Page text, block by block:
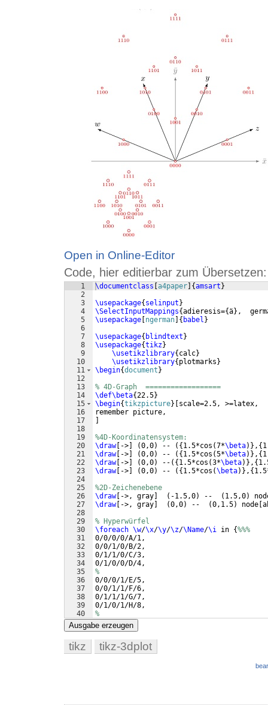
Open in Online-Editor
Code, hier editierbar zum Übersetzen:
1
2
3
4
5
6
7
8
9
10
11
12
13
14
15
16
17
18
19
20
21
22
23
24
25
26
27
28
29
30
31
32
33
34
35
36
37
38
39
40
41
\documentclass [a4paper] {amsart}
\usepackage{selinput}
\SelectInputMappings{adieresis={ä} ,
\usepackage [ngerman] { babel }
\usepackage{ blindtext}
\usepackage{tikz}
\usetikzlibrary{calc}
\usetikzlibrary{plotmarks}
\begin{document}
% 4D-Graph  ==================
\def\beta{22.5}
\begin{tikzpicture} [scale=2.5, >=latex,
remember picture,
]
%4D-Koordinatensystem:
\draw[ ->] (0,0) -- ({1.5*cos (7*\beta)} , {
\draw[ ->] (0,0) -- ({1.5*cos (5*\beta)} , {
\draw[ ->] (0,0) -- ({1.5*cos (3*\beta)} , {
\draw[ ->] (0,0) -- ({1.5*cos (\beta)} , {
%2D-Zeichenebene
\draw[ ->, gray] ( -1.5,0) -- ( 1.5,0)
\draw[ ->, gray] (0,0) -- (0,1.5) node [
% Hyperwürfel
\foreach \w/\x/\y/\z/\Name/\i in {%%%
0/0/0/0/A/1,
0/0/1/0/B/2,
0/1/1/0/C/3,
0/1/0/0/D/4,
%
0/0/0/1/E/5,
0/0/1/1/F/6,
0/1/1/1/G/7,
0/1/0/1/H/8,
%
1/0/0/0/I/9,
Ausgabe erzeugen
tikz tikz-3dplot